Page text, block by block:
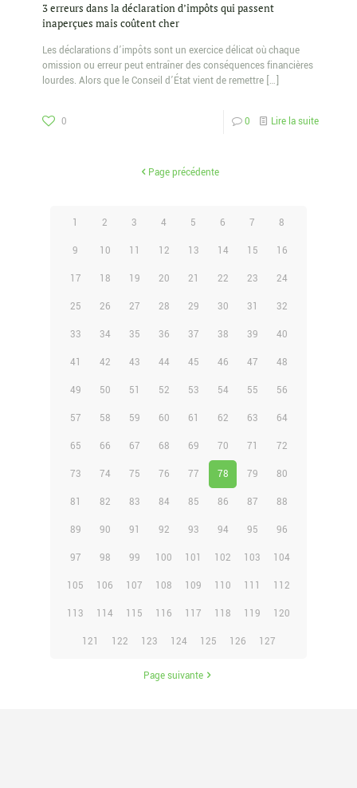
3 erreurs dans la déclaration d’impôts qui passent
inaperçues mais coûtent cher
Les déclarations d’impôts sont un exercice délicat où chaque
omission ou erreur peut entraîner des conséquences financières
lourdes. Alors que le Conseil d’État vient de remettre […]
0 0 Lire la suite
Page précédente
1 2 3 4 5 6 7 8
9 10 11 12 13 14 15 16
17 18 19 20 21 22 23 24
25 26 27 28 29 30 31 32
33 34 35 36 37 38 39 40
41 42 43 44 45 46 47 48
49 50 51 52 53 54 55 56
57 58 59 60 61 62 63 64
65 66 67 68 69 70 71 72
73 74 75 76 77 78 79 80
81 82 83 84 85 86 87 88
89 90 91 92 93 94 95 96
97 98 99 100 101 102 103 104
105 106 107 108 109 110 111 112
113 114 115 116 117 118 119 120
121 122 123 124 125 126 127
Page suivante